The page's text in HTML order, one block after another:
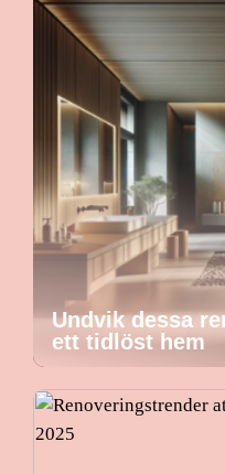
Undvik dessa
ett tidlöst hem